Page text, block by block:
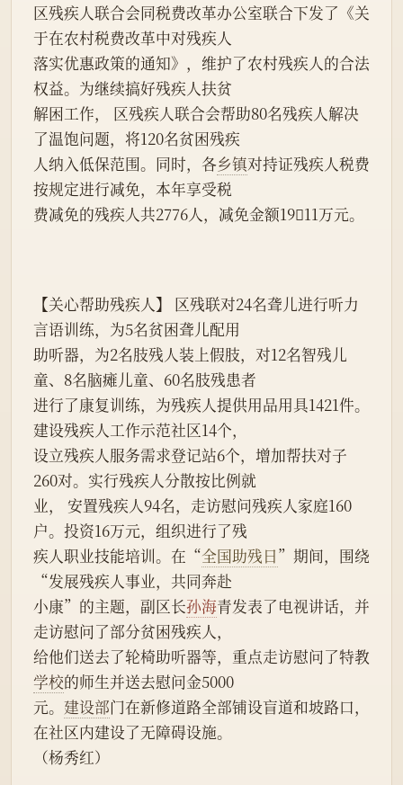
区残疾人联合会同税费改革办公室联合下发了《关
于在农村税费改革中对残疾人
落实优惠政策的通知》，维护了农村残疾人的合法
权益。为继续搞好残疾人扶贫
解困工作， 区残疾人联合会帮助80名残疾人解决
了温饱问题，将120名贫困残疾
人纳入低保范围。同时，各乡镇对持证残疾人税费
按规定进行减免，本年享受税
费减免的残疾人共2776人，减免金额1911万元。
【关心帮助残疾人】 区残联对24名聋儿进行听力
言语训练，为5名贫困聋儿配用
助听器，为2名肢残人装上假肢，对12名智残儿
童、8名脑瘫儿童、60名肢残患者
进行了康复训练，为残疾人提供用品用具1421件。
建设残疾人工作示范社区14个，
设立残疾人服务需求登记站6个，增加帮扶对子
260对。实行残疾人分散按比例就
业， 安置残疾人94名，走访慰问残疾人家庭160
户。投资16万元，组织进行了残
疾人职业技能培训。在“全国助残日”期间，围绕
“发展残疾人事业，共同奔赴
小康”的主题，副区长孙海青发表了电视讲话，并
走访慰问了部分贫困残疾人，
给他们送去了轮椅助听器等，重点走访慰问了特教
学校的师生并送去慰问金5000
元。 建设部门在新修道路全部铺设盲道和坡路口，
在社区内建设了无障碍设施。
（杨秀红）